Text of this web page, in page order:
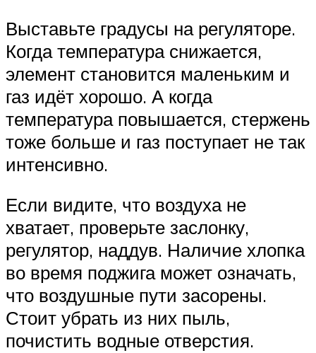
Выставьте градусы на регуляторе.
Когда температура снижается,
элемент становится маленьким и
газ идёт хорошо. А когда
температура повышается, стержень
тоже больше и газ поступает не так
интенсивно.
Если видите, что воздуха не
хватает, проверьте заслонку,
регулятор, наддув. Наличие хлопка
во время поджига может означать,
что воздушные пути засорены.
Стоит убрать из них пыль,
почистить водные отверстия.